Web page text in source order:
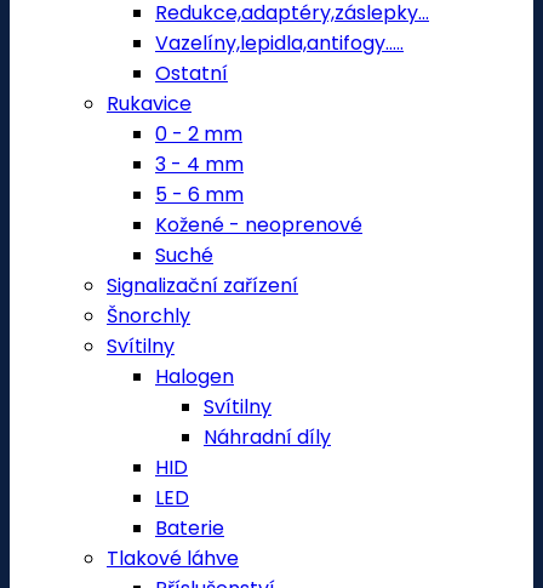
Redukce,adaptéry,záslepky...
Vazelíny,lepidla,antifogy.....
Ostatní
Rukavice
0 - 2 mm
3 - 4 mm
5 - 6 mm
Kožené - neoprenové
Suché
Signalizační zařízení
Šnorchly
Svítilny
Halogen
Svítilny
Náhradní díly
HID
LED
Baterie
Tlakové láhve